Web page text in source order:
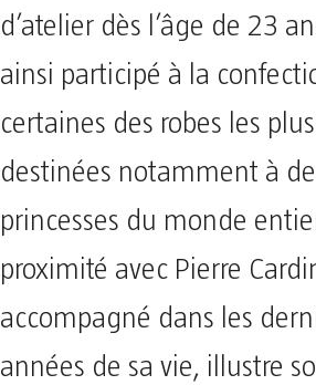
d’atelier dès l’âge de 23
ainsi participé à la
certaines des robes les
destinées notamment à
princesses du monde
proximité avec Pierre
accompagné dans les
années de sa vie, illustre